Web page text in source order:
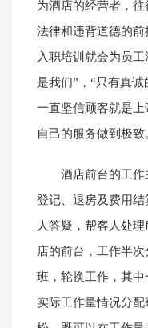
为酒店的经营者，
法律和违背道德的
入职培训就会为员
是我们”，“只有真
一直坚信顾客就是
自己的服务做到极致
酒店前台的工
登记、退房及费用
人答疑，帮客人处
店的前台，工作半
班，轮换工作，其
实际工作量情况分